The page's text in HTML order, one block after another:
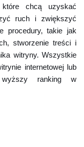
chcą uzyskać
ruch i zwiększyć
procedury, takie jak
stworzenie treści i
witryny. Wszystkie
internetowej lub
wyższy ranking w